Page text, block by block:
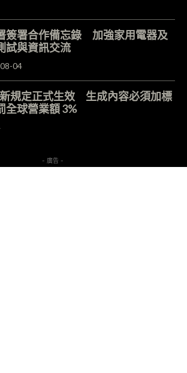
簽署合作備忘錄 加強家用電器及
試與資訊交流
04
規定正式生效 生成內容必須加標
球營業額 3%
- 廣告 -